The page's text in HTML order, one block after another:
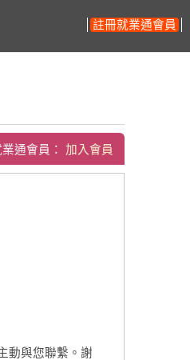
註冊就業通會員
通會員： 加入會員
動與您聯繫。謝